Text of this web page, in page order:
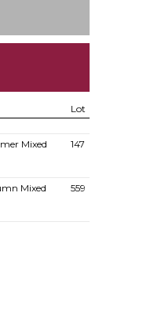
Lot
Mixed
147
Mixed
559